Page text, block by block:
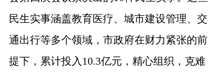
民生实事涵盖教育医疗、城市建设管理、交
通出行等多个领域，市政府在财力紧张的前
提下，累计投入 10.3亿元，精心组织，克难